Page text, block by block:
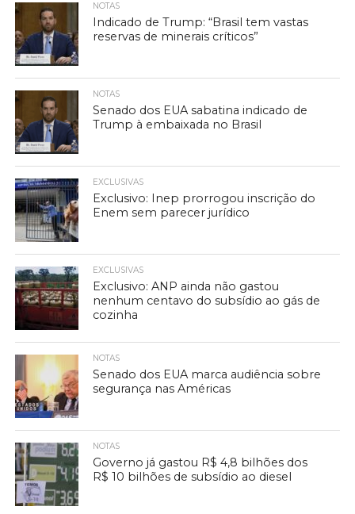
NOTAS
Indicado de Trump: “Brasil tem vastas
reservas de minerais críticos”
NOTAS
Senado dos EUA sabatina indicado de
Trump à embaixada no Brasil
EXCLUSIVAS
Exclusivo: Inep prorrogou inscrição do
Enem sem parecer jurídico
EXCLUSIVAS
Exclusivo: ANP ainda não gastou
nenhum centavo do subsídio ao gás de
cozinha
NOTAS
Senado dos EUA marca audiência sobre
segurança nas Américas
NOTAS
Governo já gastou R$ 4,8 bilhões dos
R$ 10 bilhões de subsídio ao diesel